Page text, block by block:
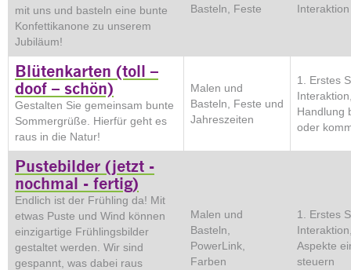
mit uns und basteln eine bunte
Konfettikanone zu unserem
Jubiläum!
Basteln, Feste
Interaktion
Blütenkarten (toll –
doof – schön)
Gestalten Sie gemeinsam bunte
Sommergrüße. Hierfür geht es
raus in die Natur!
Malen und
Basteln, Feste und
Jahreszeiten
1. Erstes
Handlung
oder
Pustebilder (jetzt -
nochmal - fertig)
Endlich ist der Frühling da! Mit
etwas Puste und Wind können
einzigartige Frühlingsbilder
gestaltet werden. Wir sind
gespannt, was dabei raus
Malen und
Basteln,
PowerLink,
Farben
1. Erstes
Aspekte
steuern